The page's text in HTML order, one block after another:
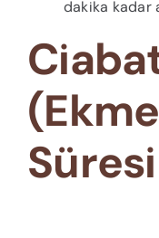
dakika kadar
Süresi